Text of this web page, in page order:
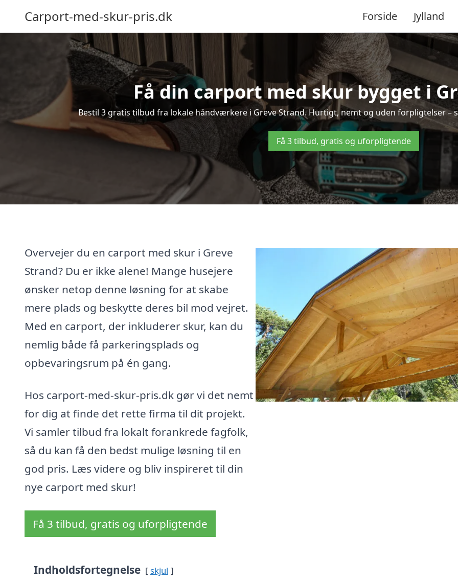
Carport-med-skur-pris.dk Forside Jylland
Få din carport med skur bygget i
Bestil 3 gratis tilbud fra lokale håndværkere i Greve Strand. Hurtigt, nemt og uden forpligtelser –
Få 3 tilbud, gratis og uforpligtende
Overvejer du en carport med skur i Greve
Strand? Du er ikke alene! Mange husejere
ønsker netop denne løsning for at skabe
mere plads og beskytte deres bil mod vejret.
Med en carport, der inkluderer skur, kan du
nemlig både få parkeringsplads og
opbevaringsrum på én gang.
Hos carport-med-skur-pris.dk gør vi det nemt
for dig at finde det rette firma til dit projekt.
Vi samler tilbud fra lokalt forankrede fagfolk,
så du kan få den bedst mulige løsning til en
god pris. Læs videre og bliv inspireret til din
nye carport med skur!
Få 3 tilbud, gratis og uforpligtende
Indholdsfortegnelse skjul